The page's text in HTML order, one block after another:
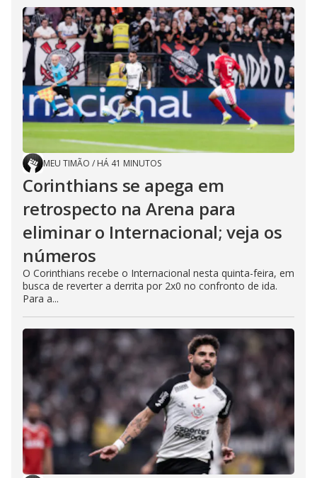
MEU TIMÃO / HÁ 41 MINUTOS
Corinthians se apega em
retrospecto na Arena para
eliminar o Internacional; veja os
números
O Corinthians recebe o Internacional nesta quinta-feira, em
busca de reverter a derrita por 2x0 no confronto de ida.
Para a...